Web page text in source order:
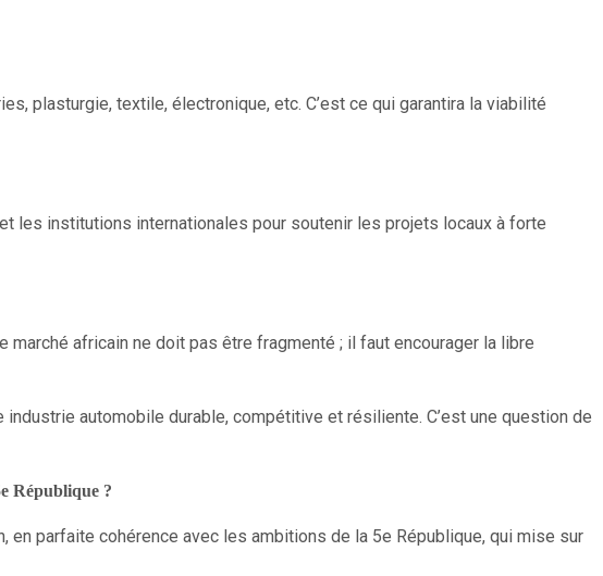
plasturgie, textile, électronique, etc. C’est ce qui garantira la viabilité
les institutions internationales pour soutenir les projets locaux à forte
africain ne doit pas être fragmenté ; il faut encourager la libre
automobile durable, compétitive et résiliente. C’est une question de
République ?
parfaite cohérence avec les ambitions de la 5e République, qui mise sur